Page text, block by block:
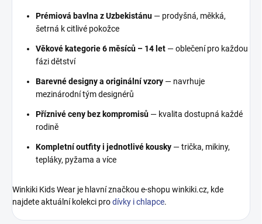
Prémiová bavlna z Uzbekistánu — prodyšná, měkká,
šetrná k citlivé pokožce
Věkové kategorie 6 měsíců – 14 let — oblečení pro každou
fázi dětství
Barevné designy a originální vzory — navrhuje
mezinárodní tým designérů
Příznivé ceny bez kompromisů — kvalita dostupná každé
rodině
Kompletní outfity i jednotlivé kousky — trička, mikiny,
tepláky, pyžama a více
Winkiki Kids Wear je hlavní značkou e-shopu winkiki.cz, kde
najdete aktuální kolekci prodívky i chlapce.